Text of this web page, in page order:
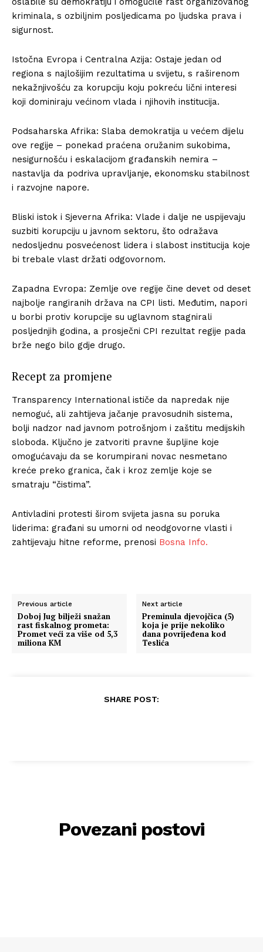
kriminala, s ozbiljnim posljedicama po ljudska prava i
sigurnost.
Istočna Evropa i Centralna Azija: Ostaje jedan od
regiona s najlošijim rezultatima u svijetu, s raširenom
nekažnjivošću za korupciju koju pokreću lični interesi
koji dominiraju većinom vlada i njihovih institucija.
Podsaharska Afrika: Slaba demokratija u većem dijelu
ove regije – ponekad praćena oružanim sukobima,
nesigurnošću i eskalacijom građanskih nemira –
nastavlja da podriva upravljanje, ekonomsku stabilnost
i razvojne napore.
Bliski istok i Sjeverna Afrika: Vlade i dalje ne uspijevaju
suzbiti korupciju u javnom sektoru, što odražava
nedosljednu posvećenost lidera i slabost institucija koje
bi trebale vlast držati odgovornom.
Zapadna Evropa: Zemlje ove regije čine devet od deset
najbolje rangiranih država na CPI listi. Međutim, napori
u borbi protiv korupcije su uglavnom stagnirali
posljednjih godina, a prosječni CPI rezultat regije pada
brže nego bilo gdje drugo.
Recept za promjene
Transparency International ističe da napredak nije
nemoguć, ali zahtijeva jačanje pravosudnih sistema,
bolji nadzor nad javnom potrošnjom i zaštitu medijskih
sloboda. Ključno je zatvoriti pravne šupljine koje
omogućavaju da se korumpirani novac nesmetano
kreće preko granica, čak i kroz zemlje koje se
smatraju “čistima”.
Antivladini protesti širom svijeta jasna su poruka
liderima: građani su umorni od neodgovorne vlasti i
zahtijevaju hitne reforme, prenosi Bosna Info.
Previous article
Doboj Jug bilježi snažan
rast fiskalnog prometa:
Promet veći za više od 5,3
miliona KM
Next article
Preminula djevojčica (5)
koja je prije nekoliko
dana povrijeđena kod
Teslića
SHARE POST:
Povezani postovi